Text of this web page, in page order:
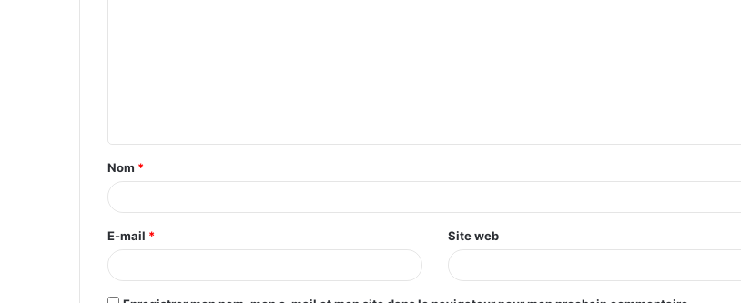
t
a
e
*
Nom *
E-mail * Site web